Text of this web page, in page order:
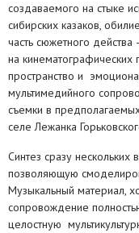
создаваемого на стыке
сибирских казаков,
часть сюжетного
на
пространство и
мультимедийного
съемки в
селе Лежанка
Синтез сразу нескольких
позволяющую
Музыкальный материал,
сопровождение
целостную